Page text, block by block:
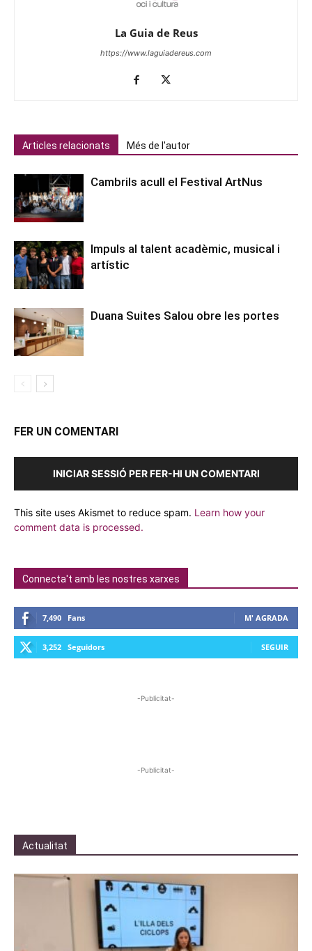
La Guia de Reus
https://www.laguiadereus.com
Articles relacionats Més de l'autor
Cambrils acull el Festival ArtNus
Impuls al talent acadèmic, musical i
artístic
Duana Suites Salou obre les portes
FER UN COMENTARI
INICIAR SESSIÓ PER FER-HI UN COMENTARI
This site uses Akismet to reduce spam. Learn how your
comment data is processed.
Connecta't amb les nostres xarxes
7,490 Fans M' AGRADA
3,252 Seguidors SEGUIR
-Publicitat-
-Publicitat-
Actualitat